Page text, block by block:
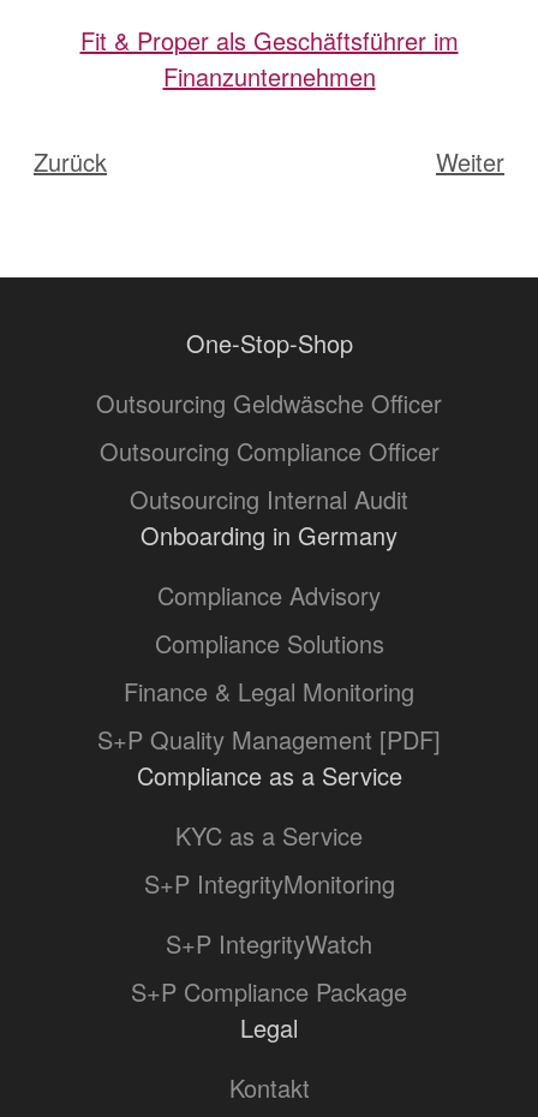
Fit & Proper als Geschäftsführer im
Finanzunternehmen
Zurück Weiter
One-Stop-Shop
Outsourcing Geldwäsche Officer
Outsourcing Compliance Officer
Outsourcing Internal Audit
Onboarding in Germany
Compliance Advisory
Compliance Solutions
Finance & Legal Monitoring
S+P Quality Management [PDF]
Compliance as a Service
KYC as a Service
S+P IntegrityMonitoring
S+P IntegrityWatch
S+P Compliance Package
Legal
Kontakt